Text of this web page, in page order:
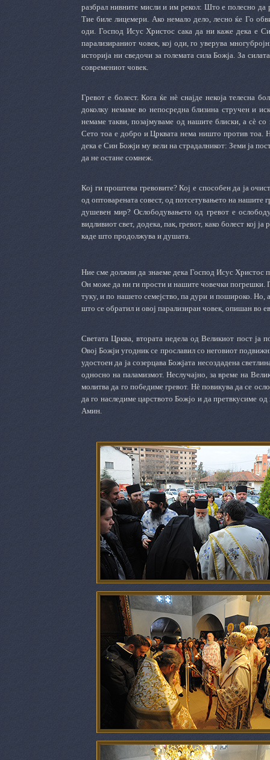
разбрал нивните мисли и им рекол: Што е полесно да
Тие биле лицемери. Ако немало дело, лесно ќе Го
оди. Господ Исус Христос сака да ни каже дека е
парализираниот човек, кој оди, го уверува
историја ни сведочи за големата сила Божја. За
современиот човек.
Гревот е болест. Кога ќе нè снајде некоја телесна
доколку немаме во непосредна близина стручен и
немаме такви, позајмуваме од нашите блиски, а сè
Сето тоа е добро и Црквата нема ништо против тоа.
дека е Син Божји му вели на страдалникот: Земи ја
да не остане сомнеж.
Кој ги проштева гревовите? Кој е способен да ја
од оптоварената совест, од потсетувањето на нашите
душевен мир? Ослободувањето од гревот е
видливиот свет, додека, пак, гревот, како болест кој
каде што продолжува и душата.
Ние сме должни да знаеме дека Господ Исус Христос
Он може да ни ги прости и нашите човечки погрешки.
туку, и по нашето семејство, па дури и пошироко. Но,
што се обратил и овој парализиран човек, опишан во
Светата Црква, втората недела од Великиот пост ја
Овој Божји угодник се прославил со неговиот
удостоен да ја созерцава Божјата несоздадена
односно на паламизмот. Неслучајно, за време на
молитва да го победиме гревот. Нè повикува да се
да го наследиме царството Божјо и да претвкусиме
Амин.